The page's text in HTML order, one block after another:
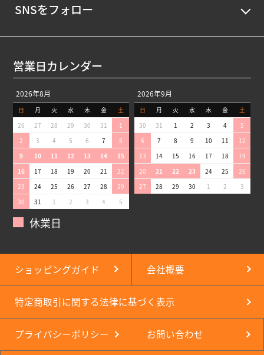
SNSをフォロー
営業日カレンダー
2026年8月
日 月 火 水 木 金
土
26
27 28 29 30 31
1
2
3 4 5 6 7
8
9
10 11 12 13 14
15
16
17 18 19 20 21
22
23
24 25 26 27 28
29
30
31 1 2 3 4 5
2026年9月
日 月 火 水 木 金
土
30
31 1 2 3 4
5
6
7 8 9 10 11
12
13
14 15 16 17 18
19
20
21 22 23 24 25
26
27
28 29 30 1 2 3
休業日
ショッピングガイド 会社概要
特定商取引に関する法律に基づく表示
プライバシーポリシー お問い合わせ